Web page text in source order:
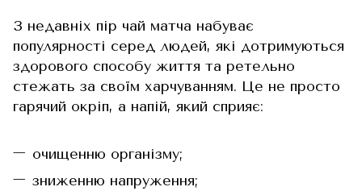
З недавніх пір чай матча набуває
популярності серед людей, які дотримуються
здорового способу життя та ретельно
стежать за своїм харчуванням. Це не просто
гарячий окріп, а напій, який сприяє:
очищенню організму;
зниженню напруження;